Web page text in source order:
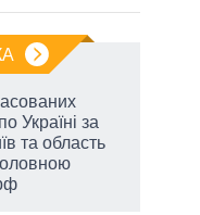
Україні за
та область